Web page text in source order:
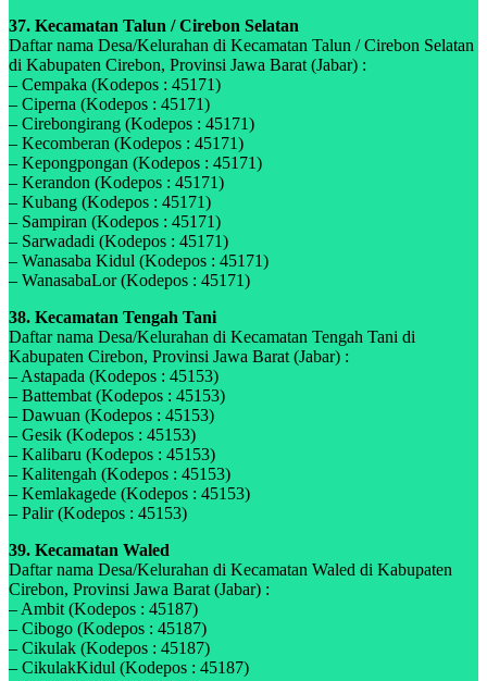
37. Kecamatan Talun / Cirebon Selatan
Daftar nama Desa/Kelurahan di Kecamatan Talun / Cirebon Selatan
di Kabupaten Cirebon, Provinsi Jawa Barat (Jabar) :
– Cempaka (Kodepos : 45171)
– Ciperna (Kodepos : 45171)
– Cirebongirang (Kodepos : 45171)
– Kecomberan (Kodepos : 45171)
– Kepongpongan (Kodepos : 45171)
– Kerandon (Kodepos : 45171)
– Kubang (Kodepos : 45171)
– Sampiran (Kodepos : 45171)
– Sarwadadi (Kodepos : 45171)
– Wanasaba Kidul (Kodepos : 45171)
– WanasabaLor (Kodepos : 45171)
38. Kecamatan Tengah Tani
Daftar nama Desa/Kelurahan di Kecamatan Tengah Tani di
Kabupaten Cirebon, Provinsi Jawa Barat (Jabar) :
– Astapada (Kodepos : 45153)
– Battembat (Kodepos : 45153)
– Dawuan (Kodepos : 45153)
– Gesik (Kodepos : 45153)
– Kalibaru (Kodepos : 45153)
– Kalitengah (Kodepos : 45153)
– Kemlakagede (Kodepos : 45153)
– Palir (Kodepos : 45153)
39. Kecamatan Waled
Daftar nama Desa/Kelurahan di Kecamatan Waled di Kabupaten
Cirebon, Provinsi Jawa Barat (Jabar) :
– Ambit (Kodepos : 45187)
– Cibogo (Kodepos : 45187)
– Cikulak (Kodepos : 45187)
– CikulakKidul (Kodepos : 45187)